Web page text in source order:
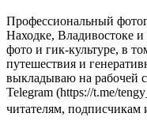
Профессиональный
Находке, Владивостоке
фото и гик-культуре, в
путешествия и
выкладываю на рабочей
Telegram (https://t.me/
читателям,